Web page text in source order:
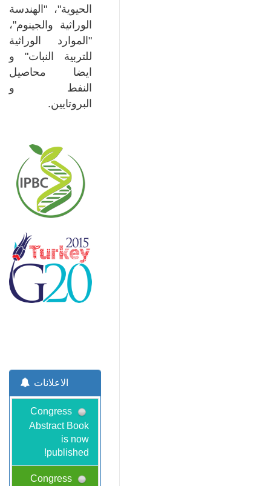
الحيوية"، "الهندسة
الوراثية والجينوم"،
"الموارد الوراثية
للتربية النبات" و
ايضا محاصيل
النفط و
البروتايين.
الاعلانات
Congress
Abstract Book
is now
published!
Congress